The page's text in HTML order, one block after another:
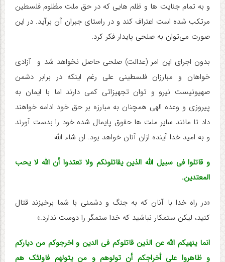
و به تمام جنایت ها و ظلم هایی که در حق ملت مظلوم فلسطین
مرتکب شده است اعتراف کند و در راستای جبران آن برآید. در این
صورت می‌توان به صلحی پایدار فکر کرد.
بدون اجرای این امر (عدالت) صلحی حاصل نخواهد شد و آزادی
خواهان و مبارزان فلسطینی علی رغم اینکه در برابر دشمن
صهیونیست نیرو و توان تجهیزاتی کمی دارند اما با ایمان به
پیروزی و وعده الهی همچنان به مبارزه بر حق خود ادامه خواهند
داد تا مانند سایر ملت ها حقوق پایمال شده خود را بدست آورند
و به امید خدا آینده ازان آنان خواهد بود. ان شاء الله
و قاتلوا فی سبیل اللّه الذین یقاتلونکم ولا تعتدوا أن اللّه لا یحب
المعتدین.
«در راه خدا با آنان که به جنگ و دشمنی با شما برخیزند قتال
کنید، لیکن ستمکار نباشید که خدا ستمگر را دوست ندارد.»
انما ینهیکم اللّه عن الذین قاتلوکم فی الدین و اخرجوکم من دیارکم
و ظاهروا علی أخراجکم أن تولوهم و من یتولهم فاولئک هم